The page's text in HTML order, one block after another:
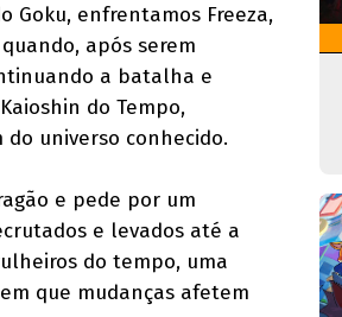
Goku, enfrentamos Freeza,
após serem
a batalha e
do Tempo,
universo conhecido.
e pede por um
e levados até a
do tempo, uma
que mudanças afetem